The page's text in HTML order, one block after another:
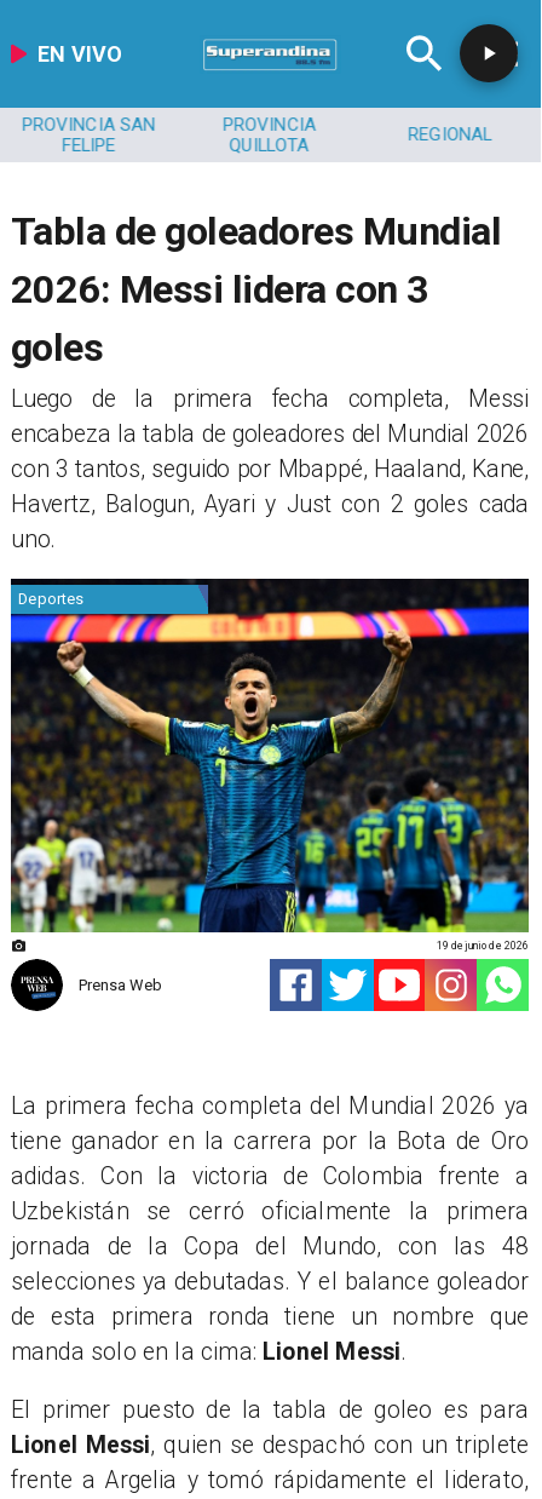
EN VIVO
PROVINCIA SAN
FELIPE
PROVINCIA
QUILLOTA
REGIONAL
Tabla de goleadores Mundial
2026: Messi lidera con 3
goles
Luego de la primera fecha completa, Messi
encabeza la tabla de goleadores del Mundial 2026
con 3 tantos, seguido por Mbappé, Haaland, Kane,
Havertz, Balogun, Ayari y Just con 2 goles cada
uno.
Deportes
Prensa Web
19 de junio de 2026
La primera fecha completa del Mundial 2026 ya
tiene ganador en la carrera por la Bota de Oro
adidas. Con la victoria de Colombia frente a
Uzbekistán se cerró oficialmente la primera
jornada de la Copa del Mundo, con las 48
selecciones ya debutadas. Y el balance goleador
de esta primera ronda tiene un nombre que
manda solo en la cima: Lionel Messi.
El primer puesto de la tabla de goleo es para
Lionel Messi, quien se despachó con un triplete
frente a Argelia y tomó rápidamente el liderato,